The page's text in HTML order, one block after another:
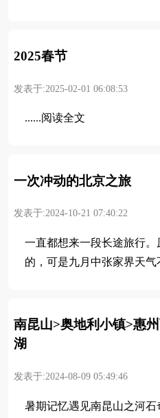
2025春节
发表于:2025-02-01 06:08:53
......阅读全文
一次冲动的北京之旅
发表于:2024-10-21 07:40:22
一直都想来一段长途旅行
的，可是九月中张家界天气
南昆山>奥地利小镇>惠
湖
发表于:2024-08-09 05:49:46
暑期记忆遇见南昆山之河